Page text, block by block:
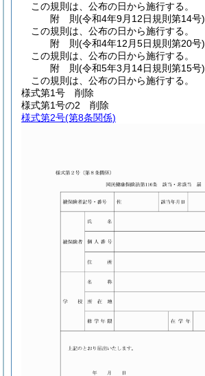
この規則は、公布の日から施行する。
附 則(令和4年9月12日規則第14号)
この規則は、公布の日から施行する。
附 則(令和4年12月5日規則第20号)
この規則は、公布の日から施行する。
附 則(令和5年3月14日規則第15号)
この規則は、公布の日から施行する。
様式第1号 削除
様式第1号の2 削除
様式第2号(第8条関係)